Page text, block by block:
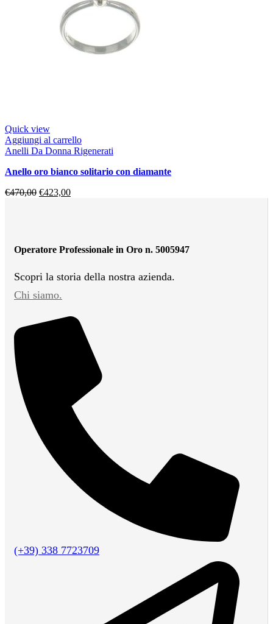
Quick view
Aggiungi al carrello
Anelli Da Donna Rigenerati
anello oro bianco solitario con diamante
€470,00 €423,00
Operatore Professionale in Oro n. 5005947
Scopri la storia della nostra azienda.
Chi siamo.
(+39) 338 7723709